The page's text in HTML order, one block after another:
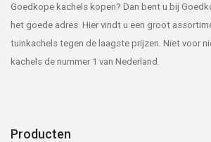
Goedkope kachels kopen? Dan bent u bij
het goede adres. Hier vindt u een groot
tuinkachels tegen de laagste prijzen. Niet voor
kachels de nummer 1 van Nederland.
Producten